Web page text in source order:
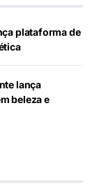
plataforma de
lança
beleza e